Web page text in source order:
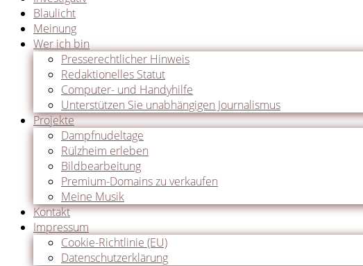
Blaulicht
Meinung
Wer ich bin
Presserechtlicher Hinweis
Redaktionelles Statut
Computer- und Handyhilfe
Unterstützen Sie unabhängigen Journalismus
Projekte
Dampfnudeltage
Rülzheim erleben
Bildbearbeitung
Premium-Domains zu verkaufen
Meine Musik
Kontakt
Impressum
Cookie-Richtlinie (EU)
Datenschutzerklärung